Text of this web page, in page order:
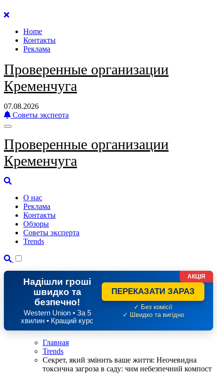
Перейти
содержанию
Home
Контакты
Реклама
Проверенные организации
Кременчуга
07.08.2026
Советы эксперта
Проверенные организации
Кременчуга
О нас
Реклама
Контакты
Обзоры
Советы эксперта
Trends
Надішли гроші
швидко та
безпечно!
Western Union • За 5
хвилин • Кращий курс
ПЕРЕКАЗАТИ ЗАРАЗ
✓ Без комісії
✓ Швидко та вигідно
АКЦІЯ
Главная
Trends
Секрет, який змінить ваше життя: Неочевидна
токсична загроза в саду: чим небезпечний компост